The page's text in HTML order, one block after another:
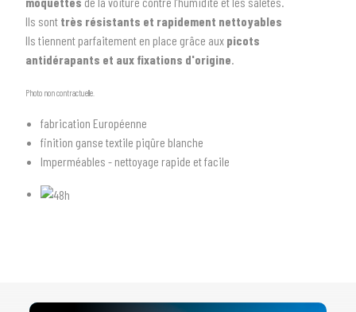
2SÉLECTIONNEZ LA MARQUE DE VOTRE VÉHICULE
Ils sont très résistants et rapidement nettoyables
Ils tiennent parfaitement en place grâce aux picots
antidérapants et aux fixations d'origine
Photo non contractuelle.
fabrication Européenne
finition ganse textile piqûre blanche
Imperméables - nettoyage rapide et facile